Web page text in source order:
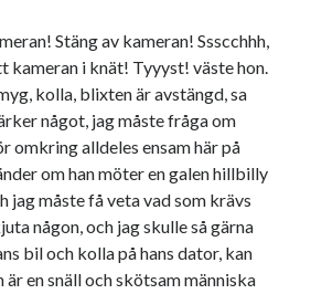
moderecensent
annat gemensamt
Stäng av kameran! Ssscchhh,
kameran i knät! Tyyyst! väste hon.
kolla, blixten är avstängd, sa
något, jag måste fråga om
omkring alldeles ensam här på
om han möter en galen hillbilly
jag måste få veta vad som krävs
någon, och jag skulle så gärna
bil och kolla på hans dator, kan
en snäll och skötsam människa